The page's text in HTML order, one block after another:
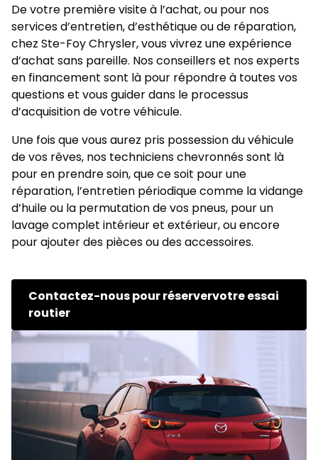
De votre première visite à l’achat, ou pour nos
services d’entretien, d’esthétique ou de réparation,
chez Ste-Foy Chrysler, vous vivrez une expérience
d’achat sans pareille. Nos conseillers et nos experts
en financement sont là pour répondre à toutes vos
questions et vous guider dans le processus
d’acquisition de votre véhicule.
Une fois que vous aurez pris possession du véhicule
de vos rêves, nos techniciens chevronnés sont là
pour en prendre soin, que ce soit pour une
réparation, l’entretien périodique comme la vidange
d’huile ou la permutation de vos pneus, pour un
lavage complet intérieur et extérieur, ou encore
pour ajouter des pièces ou des accessoires.
Contactez-nous pour réservervotre essai
routier